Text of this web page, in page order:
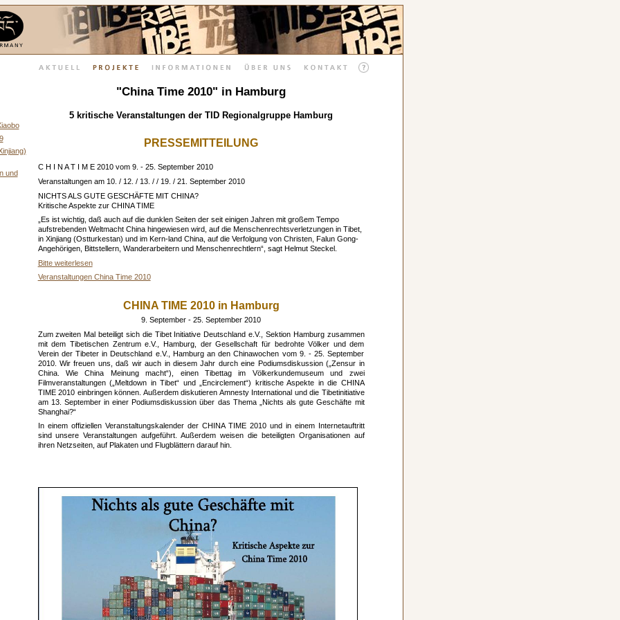
und
"China Time 2010" in Hamburg
5 kritische Veranstaltungen der TID Regionalgruppe Hamburg
PRESSEMITTEILUNG
C H I N A T I M E 2010 vom 9. - 25. September 2010
Veranstaltungen am 10. / 12. / 13. / / 19. / 21. September 2010
NICHTS ALS GUTE GESCHÄFTE MIT CHINA?
Kritische Aspekte zur CHINA TIME
„Es ist wichtig, daß auch auf die dunklen Seiten der seit einigen Jahren mit großem Tempo
aufstrebenden Weltmacht China hingewiesen wird, auf die Menschenrechtsverletzungen in Tibet,
in Xinjiang (Ostturkestan) und im Kern-land China, auf die Verfolgung von Christen, Falun Gong-
Angehörigen, Bittstellern, Wanderarbeitern und Menschenrechtlern“, sagt Helmut Steckel.
Bitte weiterlesen
Veranstaltungen China Time 2010
CHINA TIME 2010 in Hamburg
9. September - 25. September 2010
Zum zweiten Mal beteiligt sich die Tibet Initiative Deutschland e.V., Sektion Hamburg zusammen
mit dem Tibetischen Zentrum e.V., Hamburg, der Gesellschaft für bedrohte Völker und dem
Verein der Tibeter in Deutschland e.V., Hamburg an den Chinawochen vom 9. - 25. September
2010. Wir freuen uns, daß wir auch in diesem Jahr durch eine Podiumsdiskussion („Zensur in
China. Wie China Meinung macht“), einen Tibettag im Völkerkundemuseum und zwei
Filmveranstaltungen („Meltdown in Tibet“ und „Encirclement“) kritische Aspekte in die CHINA
TIME 2010 einbringen können. Außerdem diskutieren Amnesty International und die Tibetinitiative
am 13. September in einer Podiumsdiskussion über das Thema „Nichts als gute Geschäfte mit
Shanghai?“
In einem offiziellen Veranstaltungskalender der CHINA TIME 2010 und in einem Internetauftritt
sind unsere Veranstaltungen aufgeführt. Außerdem weisen die beteiligten Organisationen auf
ihren Netzseiten, auf Plakaten und Flugblättern darauf hin.